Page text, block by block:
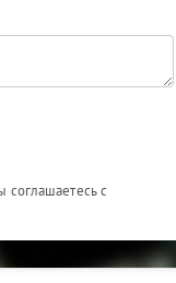
соглашаетесь с